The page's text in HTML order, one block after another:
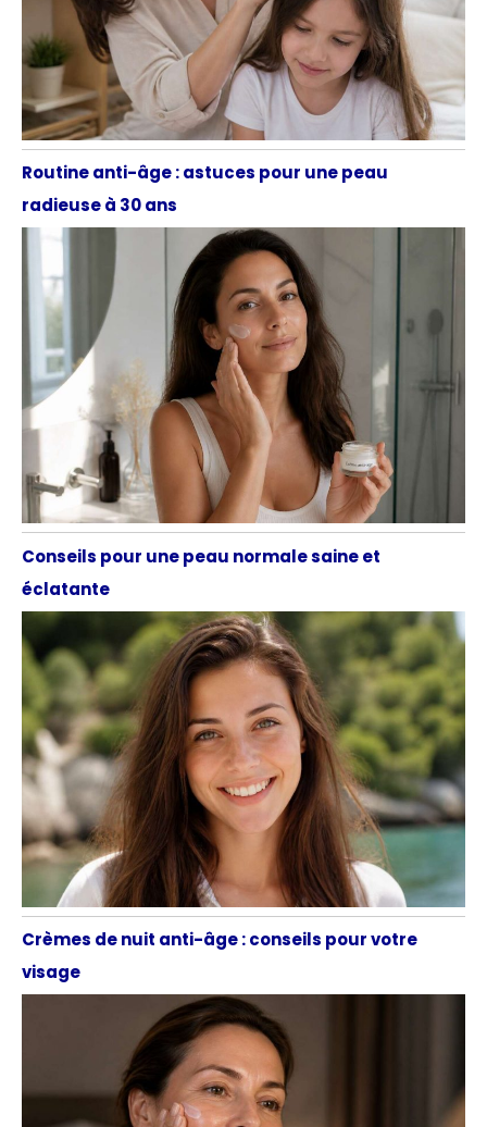
Routine anti-âge : astuces pour une peau
radieuse à 30 ans
Conseils pour une peau normale saine et
éclatante
Crèmes de nuit anti-âge : conseils pour votre
visage